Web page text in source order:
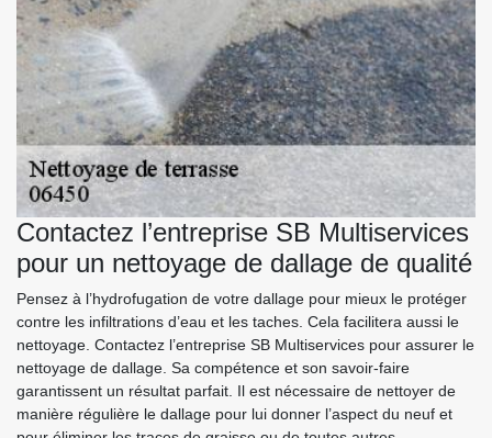
Contactez l’entreprise SB Multiservices
pour un nettoyage de dallage de qualité
Pensez à l’hydrofugation de votre dallage pour mieux le protéger
contre les infiltrations d’eau et les taches. Cela facilitera aussi le
nettoyage. Contactez l’entreprise SB Multiservices pour assurer le
nettoyage de dallage. Sa compétence et son savoir-faire
garantissent un résultat parfait. Il est nécessaire de nettoyer de
manière régulière le dallage pour lui donner l’aspect du neuf et